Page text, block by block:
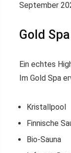
September
Gold
Ein echtes
Im Gold Spa
Kristallpool
Finnische
Bio-Sauna